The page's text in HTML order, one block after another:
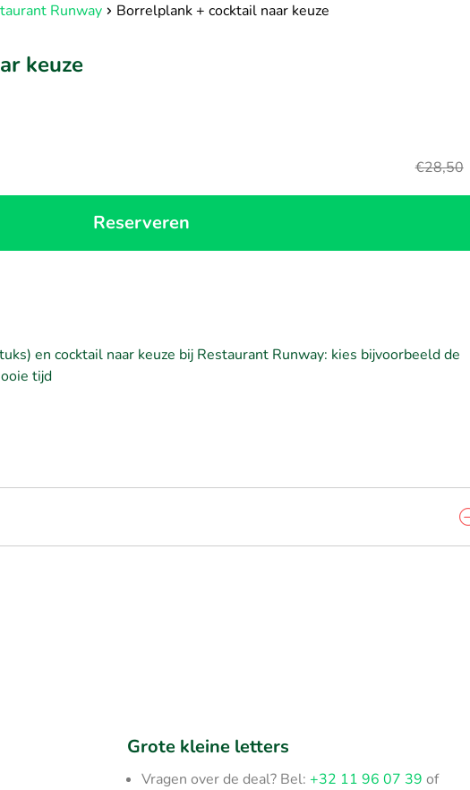
Runway Borrelplank + cocktail naar keuze
keuze
€28,50
Reserveren
en cocktail naar keuze bij Restaurant Runway: kies bijvoorbeeld de
tijd
Grote kleine letters
Vragen over de deal? Bel:+32 11 96 07 39 of